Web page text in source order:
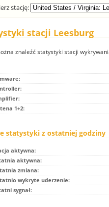
stację:
stacji Leesburg
znaleźć statystyki stacji
1+2:
statystyki z ostatniej godziny
aktywna:
aktywna:
zmiana:
wykryte uderzenie:
sygnał: